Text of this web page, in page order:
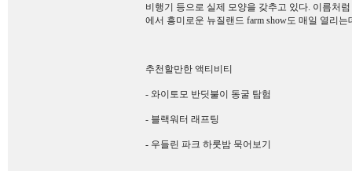
비행기 등으로 실제 모양을 갖추고 있다. 이름처
에서 흥미로운 뉴질랜드 farm show도 매일 열리
추천할만한 액티비티
- 와이토모 반딧불이 동굴 탐험
- 블랙워터 래프팅
- 우들린 파크 하룻밤 묵어보기